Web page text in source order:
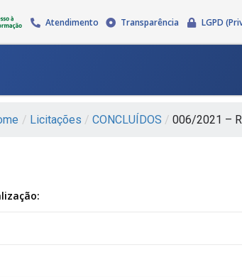
Atendimento Transparência LGPD
/ Licitações / CONCLUÍDOS / 006/2021 –